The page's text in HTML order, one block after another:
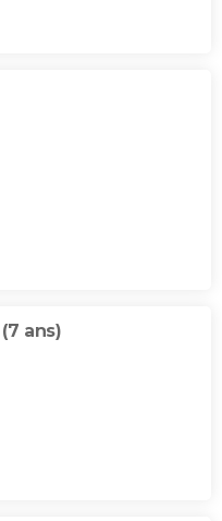
(7 ans)